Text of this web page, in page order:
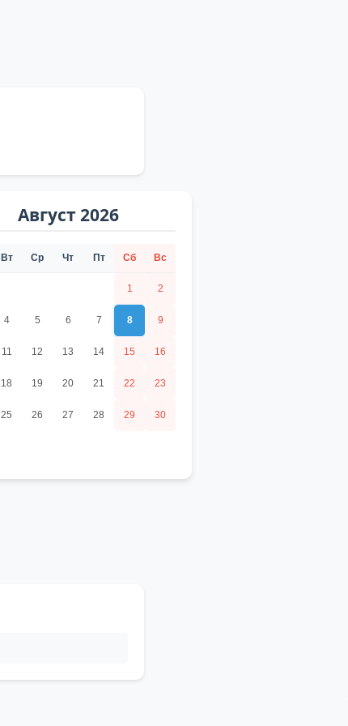
Август 2026
Вт Ср Чт Пт Сб Вс
1 2
4 5 6 7 8 9
11 12 13 14 15 16
18 19 20 21 22 23
25 26 27 28 29 30